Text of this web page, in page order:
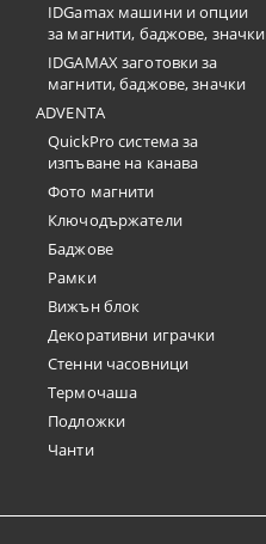
IDGamax машини и опции
за магнити, баджове, значки
IDGAMAX заготовки за
магнити, баджове, значки
ADVENTA
QuickPro система за
изпъване на канава
Фото магнити
Ключодържатели
Баджове
Рамки
Вижън блок
Декоративни играчки
Стенни часовници
Термочашa
Подложки
Чанти